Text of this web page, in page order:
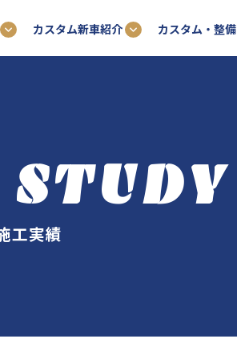
カスタム新車紹介 カスタム・整備
STUDY
工実績